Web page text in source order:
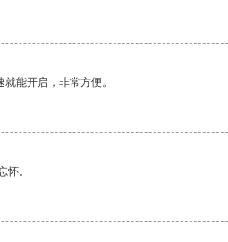
能开启，非常方便。
怀。